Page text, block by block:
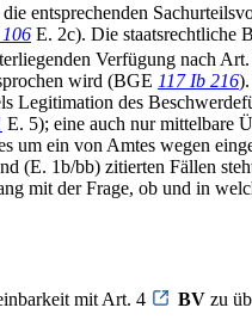
entsprechenden
E. 2c). Die staatsrechtliche
Verfügung nach
wird (BGE 117 Ib 216
Legitimation des
E. 5); eine auch nur mittelbare
ein von Amtes wegen
(E. 1b/bb) zitierten Fällen
mit der Frage, ob und in
mit Art. 4 BV zu